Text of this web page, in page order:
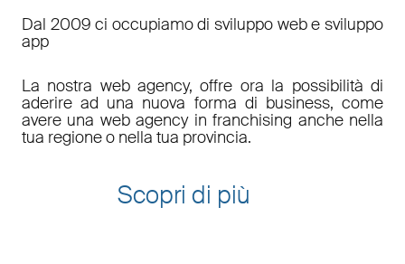
Dal 2009 ci occupiamo di sviluppo web e sviluppo
app
La nostra web agency, offre ora la possibilità di
aderire ad una nuova forma di business, come
avere una web agency in franchising anche nella
tua regione o nella tua provincia.
Scopri di più